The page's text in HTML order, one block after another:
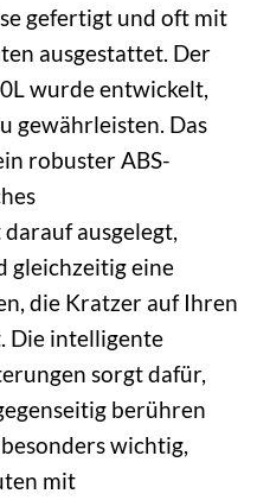
gefertigt und oft mit
ausgestattet. Der
wurde entwickelt,
gewährleisten. Das
robuster ABS-
ausgelegt,
gleichzeitig eine
die Kratzer auf Ihren
Die intelligente
sorgt dafür,
berühren
wichtig,
mit